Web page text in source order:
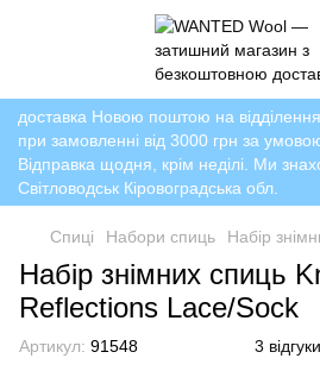
доставка Новою поштою на
при замовленні від 3000 грн за
Відправка щодня, крім неділі. Ми
Світловодськ Кіровоградська обл.
Спиці Набори спиць Набір
Набір знімних cпиць
Reflections Lace/Sock
Артикул: 91548 3 відгуки